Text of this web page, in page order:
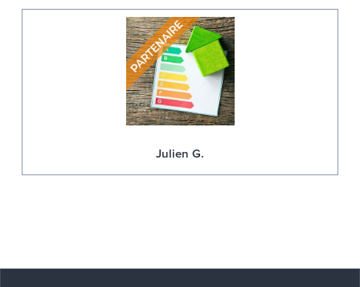
Julien G.